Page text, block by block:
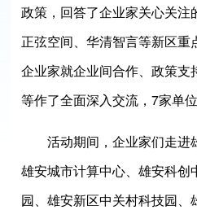
政策，回答了企业家关心关注
正弦空间、华清智言等新区重
企业家就企业间合作、政策
等作了全面深入交流，7家单
活动期间，企业家们走进
雄安城市计算中心、雄安科创
园、雄安新区中关村科技园、